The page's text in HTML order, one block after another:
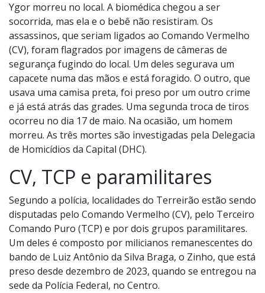
Ygor morreu no local. A biomédica chegou a ser
socorrida, mas ela e o bebê não resistiram. Os
assassinos, que seriam ligados ao Comando Vermelho
(CV), foram flagrados por imagens de câmeras de
segurança fugindo do local. Um deles segurava um
capacete numa das mãos e está foragido. O outro, que
usava uma camisa preta, foi preso por um outro crime
e já está atrás das grades. Uma segunda troca de tiros
ocorreu no dia 17 de maio. Na ocasião, um homem
morreu. As três mortes são investigadas pela Delegacia
de Homicídios da Capital (DHC).
CV, TCP e paramilitares
Segundo a polícia, localidades do Terreirão estão sendo
disputadas pelo Comando Vermelho (CV), pelo Terceiro
Comando Puro (TCP) e por dois grupos paramilitares.
Um deles é composto por milicianos remanescentes do
bando de Luiz Antônio da Silva Braga, o Zinho, que está
preso desde dezembro de 2023, quando se entregou na
sede da Polícia Federal, no Centro.